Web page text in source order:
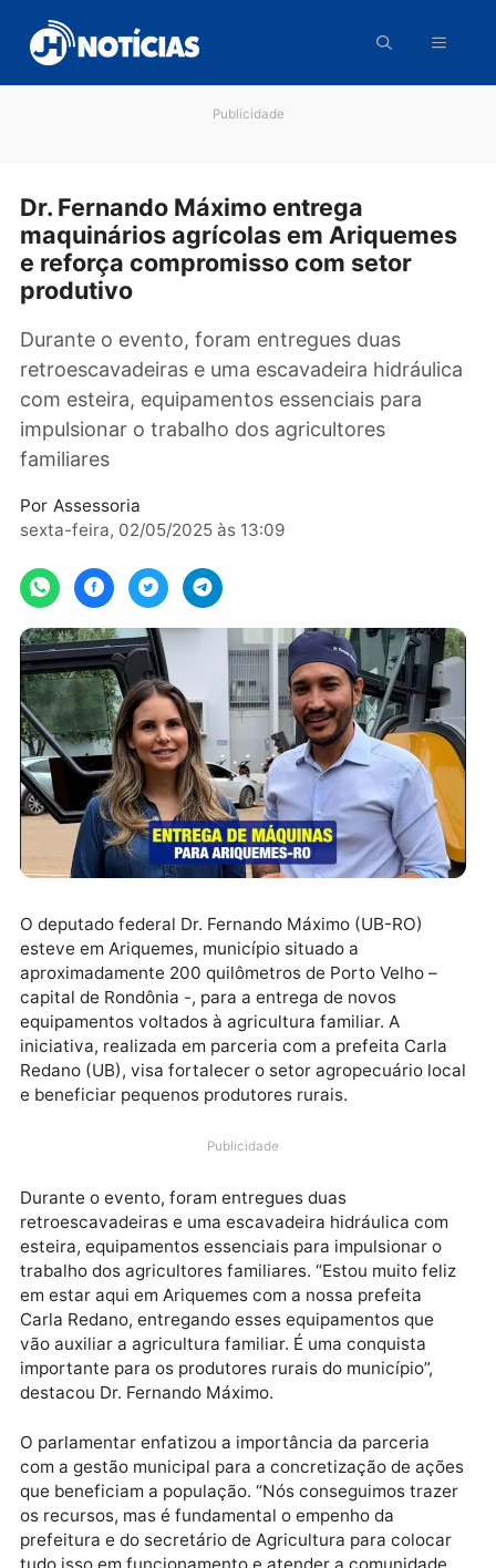
para
conteúdo
Dr. Fernando Máximo entrega
maquinários agrícolas em
e reforça compromisso com setor
Durante o evento, foram entregues duas
retroescavadeiras e uma escavadeira
com esteira, equipamentos essenciais para
familiares
sexta-feira, 02/05/2025 às 13:09
O deputado federal Dr. Fernando Máximo (UB-RO)
esteve em Ariquemes, município situado a
aproximadamente 200 quilômetros de Porto Velho –
capital de Rondônia -, para a entrega de novos
equipamentos voltados à agricultura familiar. A
Redano (UB), visa fortalecer o setor agropecuário
e beneficiar pequenos produtores rurais.
Publicidade
Durante o evento, foram entregues duas
retroescavadeiras e uma escavadeira hidráulica
esteira, equipamentos essenciais para impulsionar o
em estar aqui em Ariquemes com a nossa prefeita
Carla Redano, entregando esses equipamentos que
vão auxiliar a agricultura familiar. É uma conquista
importante para os produtores rurais do município”,
destacou Dr. Fernando Máximo.